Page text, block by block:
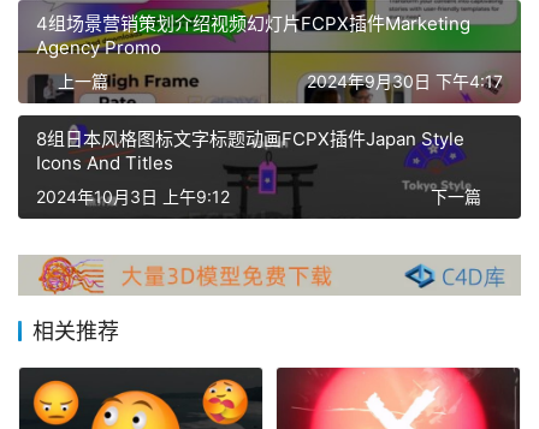
C
X
插
件
P
X
件
库
4组场景营销策划介绍视频幻灯片FCPX插件Marketing
Agency Promo
上一篇 2024年9月30日 下午4:17
8组日本风格图标文字标题动画FCPX插件Japan Style
Icons And Titles
下一篇
2024年10月3日 上午9:12
相关推荐